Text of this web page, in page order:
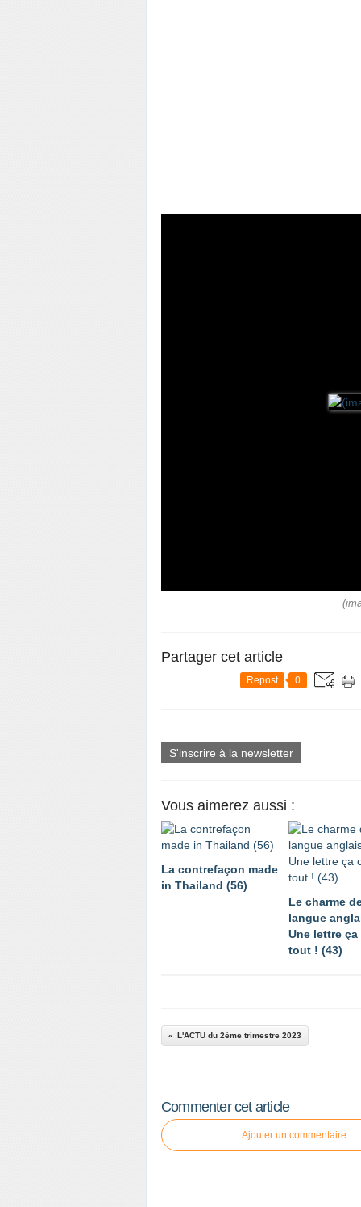
Partager cet article
Repost 0
S'inscrire à la newsletter
Vous aimerez aussi :
La contrefaçon made
in Thailand (56)
Le charme
langue
Une lettre
tout ! (43)
L'ACTU du 2ème trimestre 2023
Commenter cet article
Ajouter un commentaire